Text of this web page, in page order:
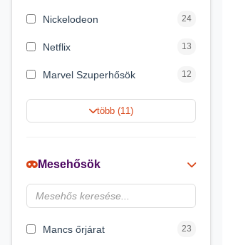
Nickelodeon 24
Netflix 13
Marvel Szuperhősök 12
Rubik bűvös kocka 10
Noris
Disney hercegnők 6
több (11)
Mesehősök
Mancs őrjárat 23